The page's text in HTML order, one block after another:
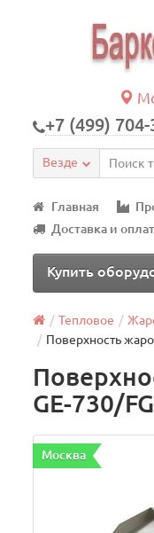
+7 (499) 704-
Везде
Главная
Доставка и
Купить
Тепловое
Поверхность
GE-730/FG
Москва